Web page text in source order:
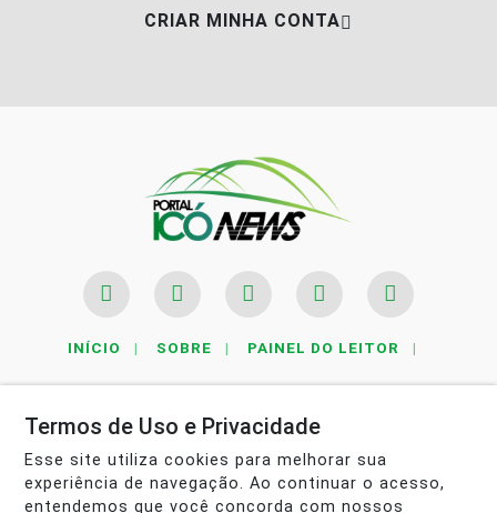
CRIAR MINHA CONTA
INÍCIO | SOBRE | PAINEL DO LEITOR |
Termos de Uso e Privacidade
Esse site utiliza cookies para melhorar sua
experiência de navegação. Ao continuar o acesso,
entendemos que você concorda com nossos